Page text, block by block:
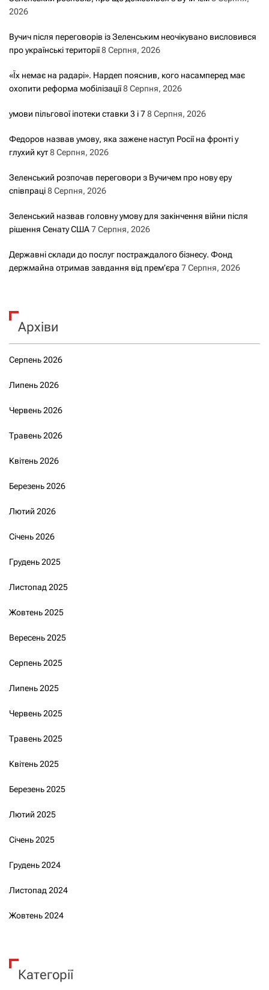
2026
Вучич після переговорів із Зеленським неочікувано висловився
про українські території8 Серпня, 2026
«Їх немає на радарі». Нардеп пояснив, кого насамперед має
охопити реформа мобілізації8 Серпня, 2026
умови пільгової іпотеки ставки 3 і 78 Серпня, 2026
Федоров назвав умову, яка зажене наступ Росії на фронті у
глухий кут8 Серпня, 2026
Зеленський розпочав переговори з Вучичем про нову еру
співпраці8 Серпня, 2026
Зеленський назвав головну умову для закінчення війни після
рішення Сенату США7 Серпня, 2026
Державні склади до послуг постраждалого бізнесу. Фонд
держмайна отримав завдання від прем’єра 7 Серпня, 2026
Архіви
Серпень 2026
Липень 2026
Червень 2026
Травень 2026
Квітень 2026
Березень 2026
Лютий 2026
Січень 2026
Грудень 2025
Листопад 2025
Жовтень 2025
Вересень 2025
Серпень 2025
Липень 2025
Червень 2025
Травень 2025
Квітень 2025
Березень 2025
Лютий 2025
Січень 2025
Грудень 2024
Листопад 2024
Жовтень 2024
Категорії